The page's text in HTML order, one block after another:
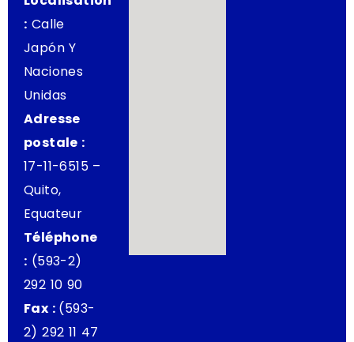
: Calle
Japón Y
Naciones
Unidas
Adresse
postale :
17-11-6515 –
Quito,
Equateur
Téléphone
: (593-2)
292 10 90
Fax : (593-
2) 292 11 47